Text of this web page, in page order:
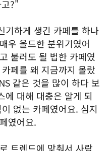
?"
기하게 생긴 카페를 하나
우 올드한 분위기였어
불러도 될 법한 카페였
페를 왜 지금까지 몰랐
같은 것을 많이 하다 보
에 대해 대충은 알게 되
없는 카페였어요. 심지
였어요.
트렌드에 맞춰서 사람